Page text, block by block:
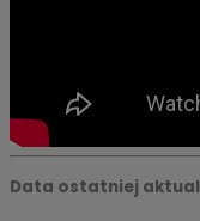
Data ostatniej